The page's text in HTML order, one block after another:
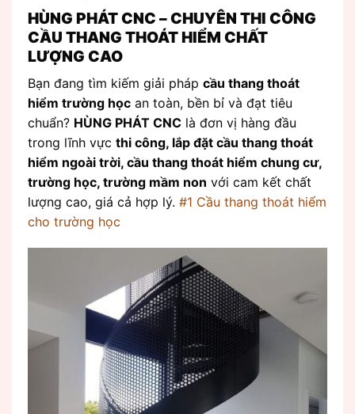
HÙNG PHÁT CNC – CHUYÊN THI CÔNG
CẦU THANG THOÁT HIỂM CHẤT
LƯỢNG CAO
Bạn đang tìm kiếm giải pháp cầu thang thoát
hiểm trường học an toàn, bền bỉ và đạt tiêu
chuẩn? HÙNG PHÁT CNC là đơn vị hàng đầu
trong lĩnh vực thi công, lắp đặt cầu thang thoát
hiểm ngoài trời, cầu thang thoát hiểm chung cư,
trường học, trường mầm non với cam kết chất
lượng cao, giá cả hợp lý. #1 Cầu thang thoát hiểm
cho trường học